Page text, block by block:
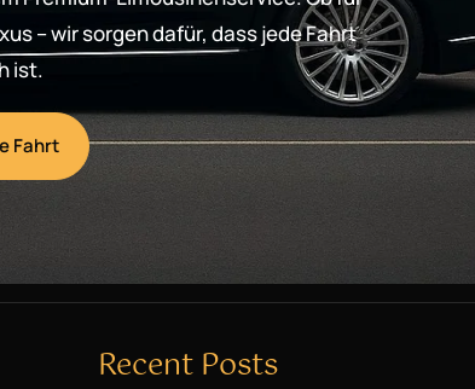
– wir sorgen dafür, dass jede Fahrt
ist.
Fahrt
Recent Posts